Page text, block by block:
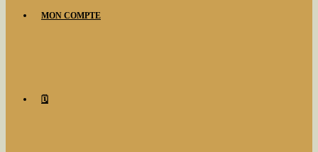
MON COMPTE
🗓️